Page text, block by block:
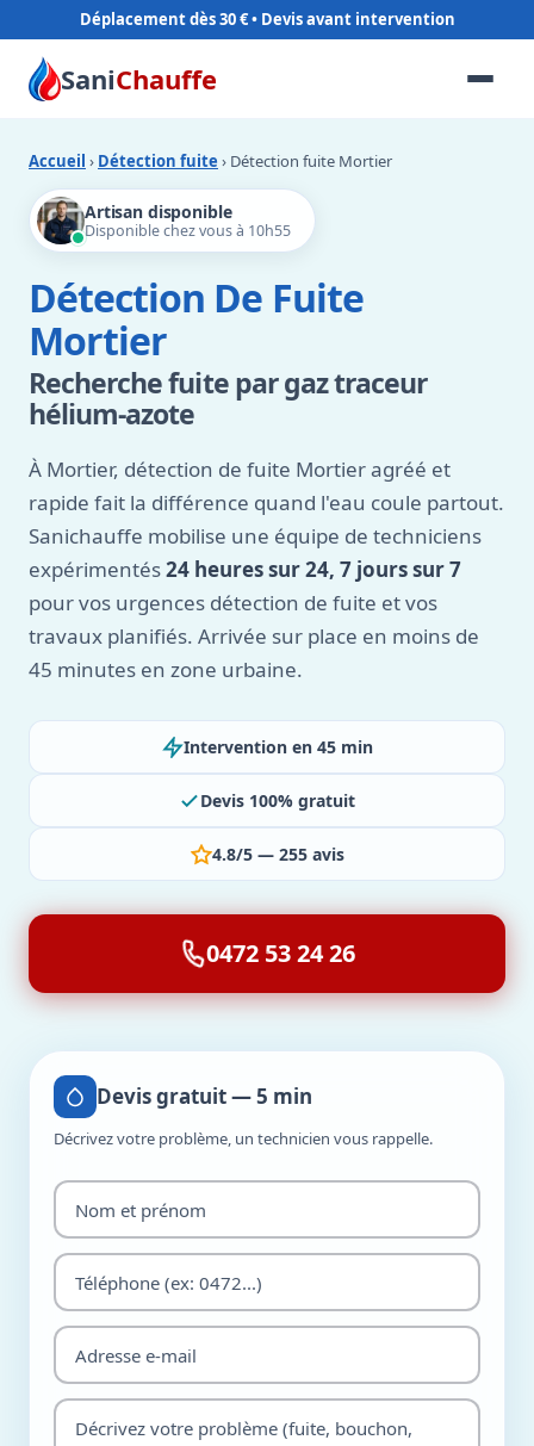
Déplacement dès 30 €
SaniChauffe
Accueil › Détection fuite › Détection fuite Mortier
Artisan disponible
Disponible chez vous à 10h55
Détection De Fuite
Mortier
Recherche fuite par gaz traceur
hélium-azote
À Mortier, détection de fuite Mortier agréé et
rapide fait la différence quand l'eau coule partout.
Sanichauffe mobilise une équipe de techniciens
expérimentés24 heures sur 24, 7 jours sur 7
pour vos urgences détection de fuite et vos
travaux planifiés. Arrivée sur place en moins de
45 minutes en zone urbaine.
Intervention en 45 min
Devis 100% gratuit
4.8/5 — 255 avis
0472 53 24 26
Devis gratuit — 5 min
Décrivez votre problème, un technicien vous rappelle.